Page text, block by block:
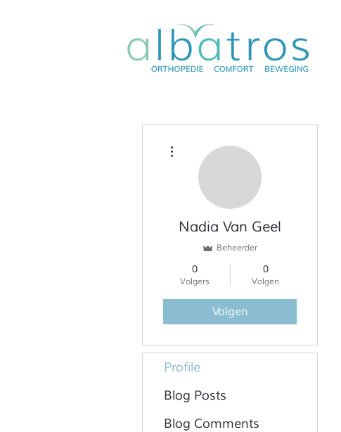
Nadia Van Geel
Beheerder
0
Volgers
0
Volgen
Volgen
Profile
Blog Posts
Blog Comments